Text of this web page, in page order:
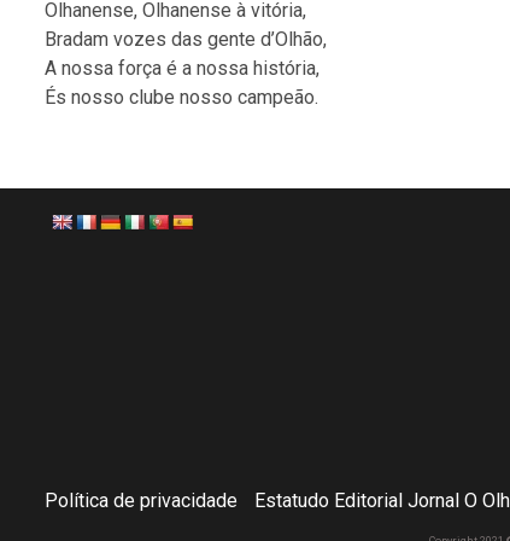
Olhanense, Olhanense à vitória,
Bradam vozes das gente d’Olhão,
A nossa força é a nossa história,
És nosso clube nosso campeão.
Política de privacidade Estatudo Editorial Jornal O